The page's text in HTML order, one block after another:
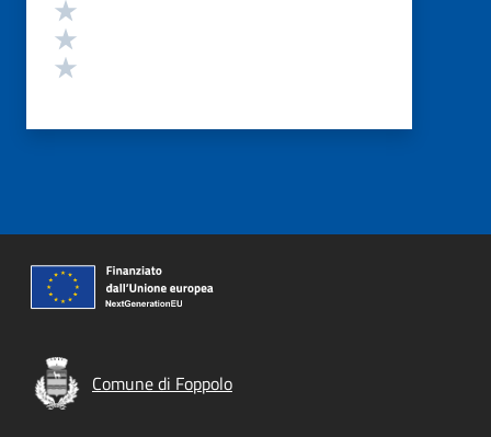
Comune di Foppolo